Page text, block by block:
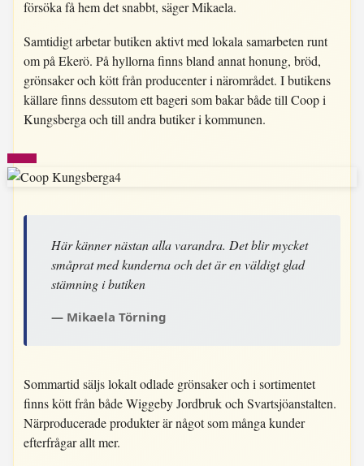
försöka få hem det snabbt, säger Mikaela.
Samtidigt arbetar butiken aktivt med lokala samarbeten runt
om på Ekerö. På hyllorna finns bland annat honung, bröd,
grönsaker och kött från producenter i närområdet. I butikens
källare finns dessutom ett bageri som bakar både till Coop i
Kungsberga och till andra butiker i kommunen.
Här känner nästan alla varandra. Det blir mycket
småprat med kunderna och det är en väldigt glad
stämning i butiken
Mikaela Törning
Sommartid säljs lokalt odlade grönsaker och i sortimentet
finns kött från både Wiggeby Jordbruk och Svartsjöanstalten.
Närproducerade produkter är något som många kunder
efterfrågar allt mer.